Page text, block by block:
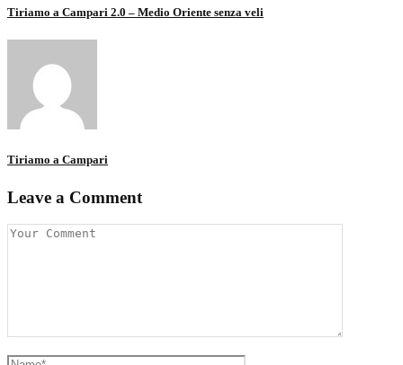
Tiriamo a Campari 2.0 – Medio Oriente senza veli
Tiriamo a Campari
Leave a Comment